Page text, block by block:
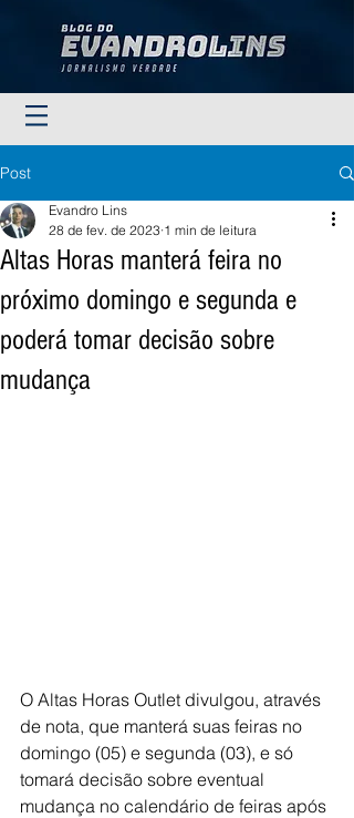
Post
Altas Horas manterá feira no
próximo domingo e segunda e
poderá tomar decisão sobre
mudança
Evandro Lins
28 de fev. de 2023 1 min de leitura
O Altas Horas Outlet divulgou, através
de nota, que manterá suas feiras no
domingo (05) e segunda (03), e só
tomará decisão sobre eventual
mudança no calendário de feiras após